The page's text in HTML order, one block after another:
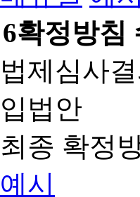
6확정방침
법제심사
입법안
최종 확정
예시